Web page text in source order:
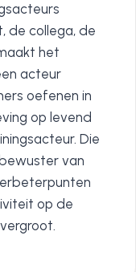
de collega, de
het
acteur
oefenen in
op levend
Die
van
op de